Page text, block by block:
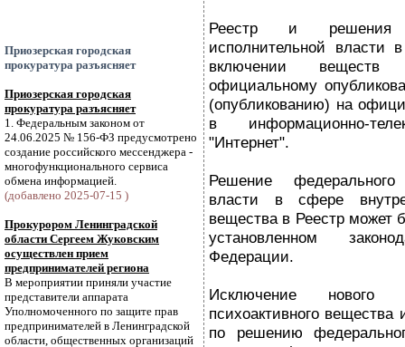
Приозерская городская
прокуратура разъясняет
Приозерская городская
прокуратура разъясняет
1. Федеральным законом от
24.06.2025 № 156-ФЗ предусмотрено
создание российского мессенджера -
многофункционального сервиса
обмена информацией.
(добавлено 2025-07-15 )
Прокурором Ленинградской
области Сергеем Жуковским
осуществлен прием
предпринимателей региона
В мероприятии приняли участие
представители аппарата
Уполномоченного по защите прав
предпринимателей в Ленинградской
области, общественных организаций
Реестр и решения
исполнительной власти
включении
официальному
(опубликованию) на
в информационно-
"Интернет".
Решение
власти в сфере
вещества в Реестр может
установленном
Федерации.
Исключение нового
психоактивного вещества
по решению